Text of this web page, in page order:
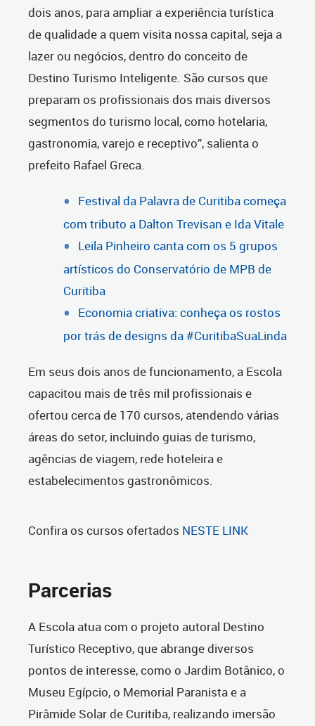
dois anos, para ampliar a experiência turística
de qualidade a quem visita nossa capital, seja a
lazer ou negócios, dentro do conceito de
Destino Turismo Inteligente. São cursos que
preparam os profissionais dos mais diversos
segmentos do turismo local, como hotelaria,
gastronomia, varejo e receptivo”, salienta o
prefeito Rafael Greca.
Festival da Palavra de Curitiba começa
com tributo a Dalton Trevisan e Ida Vitale
Leila Pinheiro canta com os 5 grupos
artísticos do Conservatório de MPB de
Curitiba
Economia criativa: conheça os rostos
por trás de designs da #CuritibaSuaLinda
Em seus dois anos de funcionamento, a Escola
capacitou mais de três mil profissionais e
ofertou cerca de 170 cursos, atendendo várias
áreas do setor, incluindo guias de turismo,
agências de viagem, rede hoteleira e
estabelecimentos gastronômicos.
Confira os cursos ofertados NESTE LINK
Parcerias
A Escola atua com o projeto autoral Destino
Turístico Receptivo, que abrange diversos
pontos de interesse, como o Jardim Botânico, o
Museu Egípcio, o Memorial Paranista e a
Pirâmide Solar de Curitiba, realizando imersão